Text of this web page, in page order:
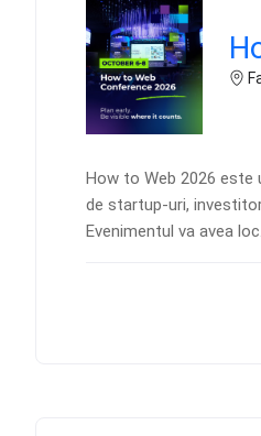
How to Web 2026 este
de startup-uri,
Evenimentul va avea